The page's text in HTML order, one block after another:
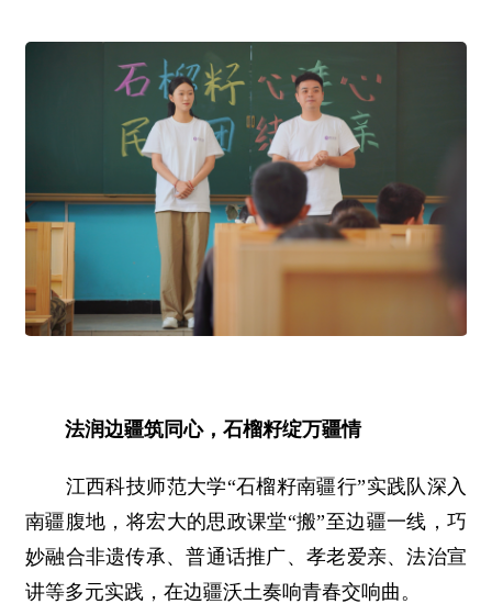
法润边疆筑同心，石榴籽绽万疆情
江西科技师范大学“石榴籽南疆行”实践队深入
南疆腹地，将宏大的思政课堂“搬”至边疆一线，巧
妙融合非遗传承、普通话推广、孝老爱亲、法治宣
讲等多元实践，在边疆沃土奏响青春交响曲。